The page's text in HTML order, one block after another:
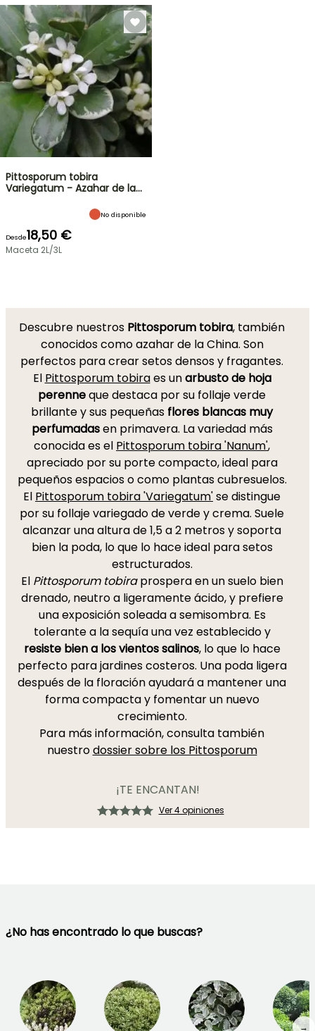
Pittosporum tobira
Variegatum - Azahar de la…
No disponible
Desde18,50 €
Maceta 2L/3L
Descubre nuestros Pittosporum tobira, también
conocidos como azahar de la China. Son
perfectos para crear setos densos y fragantes.
El Pittosporum tobiraes unarbusto de hoja
perenneque destaca por su follaje verde
brillante y sus pequeñas flores blancas muy
perfumadasen primavera. La variedad más
conocida es el Pittosporum tobira 'Nanum',
apreciado por su porte compacto, ideal para
pequeños espacios o como plantas cubresuelos.
El Pittosporum tobira 'Variegatum'se distingue
por su follaje variegado de verde y crema. Suele
alcanzar una altura de 1,5 a 2 metros y soporta
bien la poda, lo que lo hace ideal para setos
estructurados.
El Pittosporum tobiraprospera en un suelo bien
drenado, neutro a ligeramente ácido, y prefiere
una exposición soleada a semisombra. Es
tolerante a la sequía una vez establecido y
resiste bien a los vientos salinos, lo que lo hace
perfecto para jardines costeros. Una poda ligera
después de la floración ayudará a mantener una
forma compacta y fomentar un nuevo
crecimiento.
Para más información, consulta también
nuestrodossier sobre los Pittosporum
¡TE ENCANTAN!
Ver 4 opiniones
¿No has encontrado lo que buscas?
→